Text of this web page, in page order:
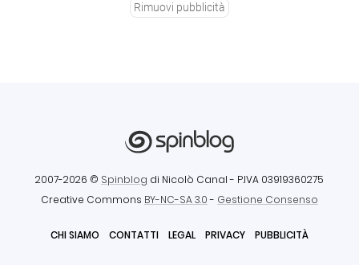
Rimuovi pubblicità
2007-2026 © Spinblog di Nicolò Canal - P.IVA 03919360275
Creative Commons BY-NC-SA 3.0- Gestione Consenso
CHI SIAMO CONTATTI LEGAL PRIVACY PUBBLICITÀ